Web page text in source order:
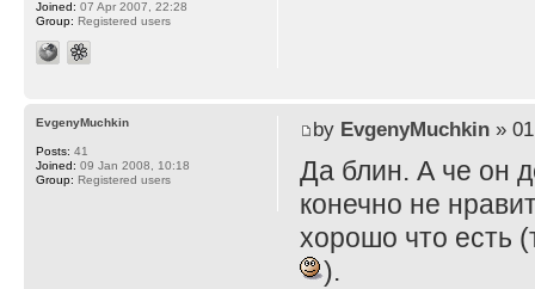
Joined: 07 Apr 2007, 22:28
Group: Registered users
by EvgenyMuchkin» 01
Да блин. А че он
конечно не
хорошо что есть
).
EvgenyMuchkin
Posts: 41
Joined: 09 Jan 2008, 10:18
Group: Registered users